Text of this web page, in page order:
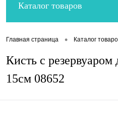
Каталог товаров
Главная страница • Каталог
Кисть с резервуаром
15см 08652